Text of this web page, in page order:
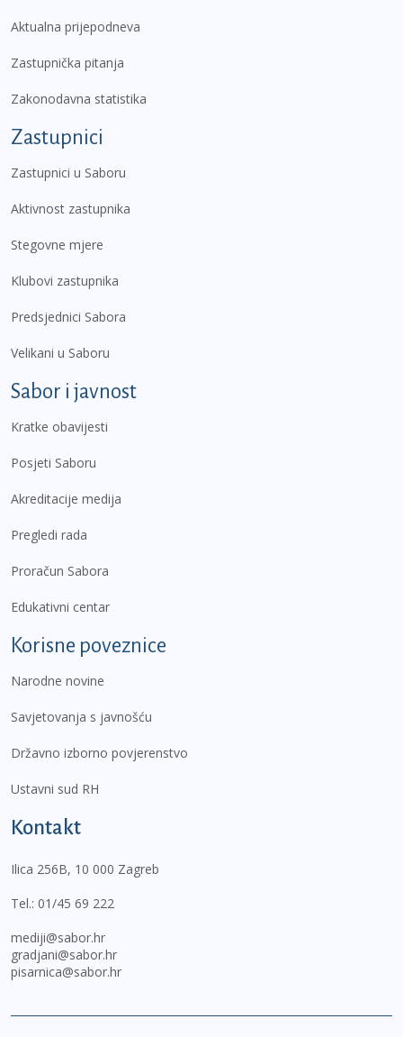
Aktualna prijepodneva
Zastupnička pitanja
Zakonodavna statistika
Zastupnici
Zastupnici u Saboru
Aktivnost zastupnika
Stegovne mjere
Klubovi zastupnika
Predsjednici Sabora
Velikani u Saboru
Sabor i javnost
Kratke obavijesti
Posjeti Saboru
Akreditacije medija
Pregledi rada
Proračun Sabora
Edukativni centar
Korisne poveznice
Narodne novine
Savjetovanja s javnošću
Državno izborno povjerenstvo
Ustavni sud RH
Kontakt
Ilica 256B, 10 000 Zagreb
Tel.: 01/45 69 222
mediji@sabor.hr
gradjani@sabor.hr
pisarnica@sabor.hr